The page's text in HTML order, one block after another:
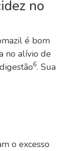
no
é bom
no alívio de
6. Sua
o excesso